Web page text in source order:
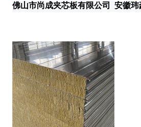
佛山市尚成夹芯板有限公司